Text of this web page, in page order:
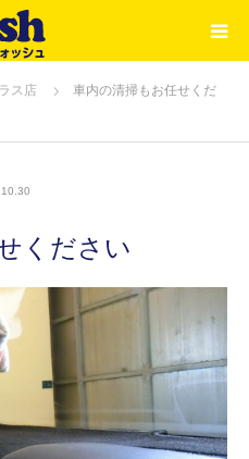
ス店
車内の清掃もお任せくだ
ください